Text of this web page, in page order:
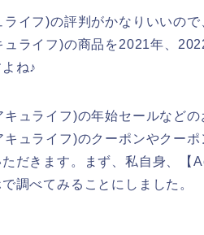
イフ)の評判がかなりいいの
ライフ)の商品を2021年、
ね♪
ュライフ)の年始セールなど
ュライフ)のクーポンやクーポ
だきます。まず、私自身、【
調べてみることにしました。